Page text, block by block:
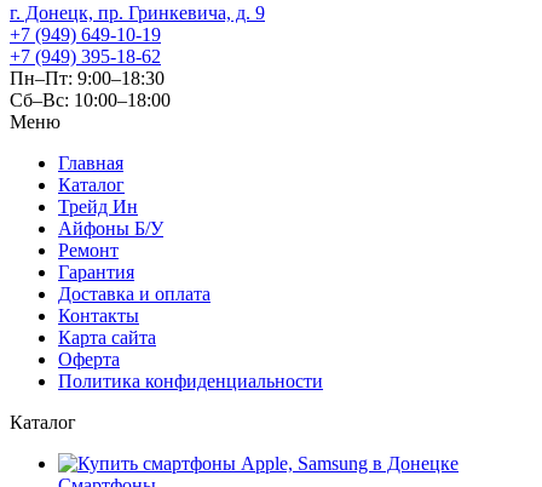
г. Донецк, пр. Гринкевича, д. 9
+7 (949) 649-10-19
+7 (949) 395-18-62
Пн–Пт: 9:00–18:30
Сб–Вс: 10:00–18:00
Меню
Главная
Каталог
Трейд Ин
Айфоны Б/У
Ремонт
Гарантия
Доставка и оплата
Контакты
Карта сайта
Оферта
Политика конфиденциальности
Каталог